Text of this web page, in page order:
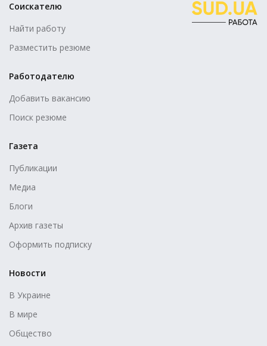
Соискателю
Найти работу
Разместить резюме
Работодателю
Добавить вакансию
Поиск резюме
Газета
Публикации
Медиа
Блоги
Архив газеты
Оформить подписку
Новости
В Украине
В мире
Общество